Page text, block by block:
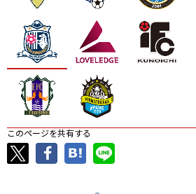
このページを共有する